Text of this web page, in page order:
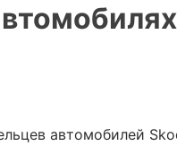
автомобилей